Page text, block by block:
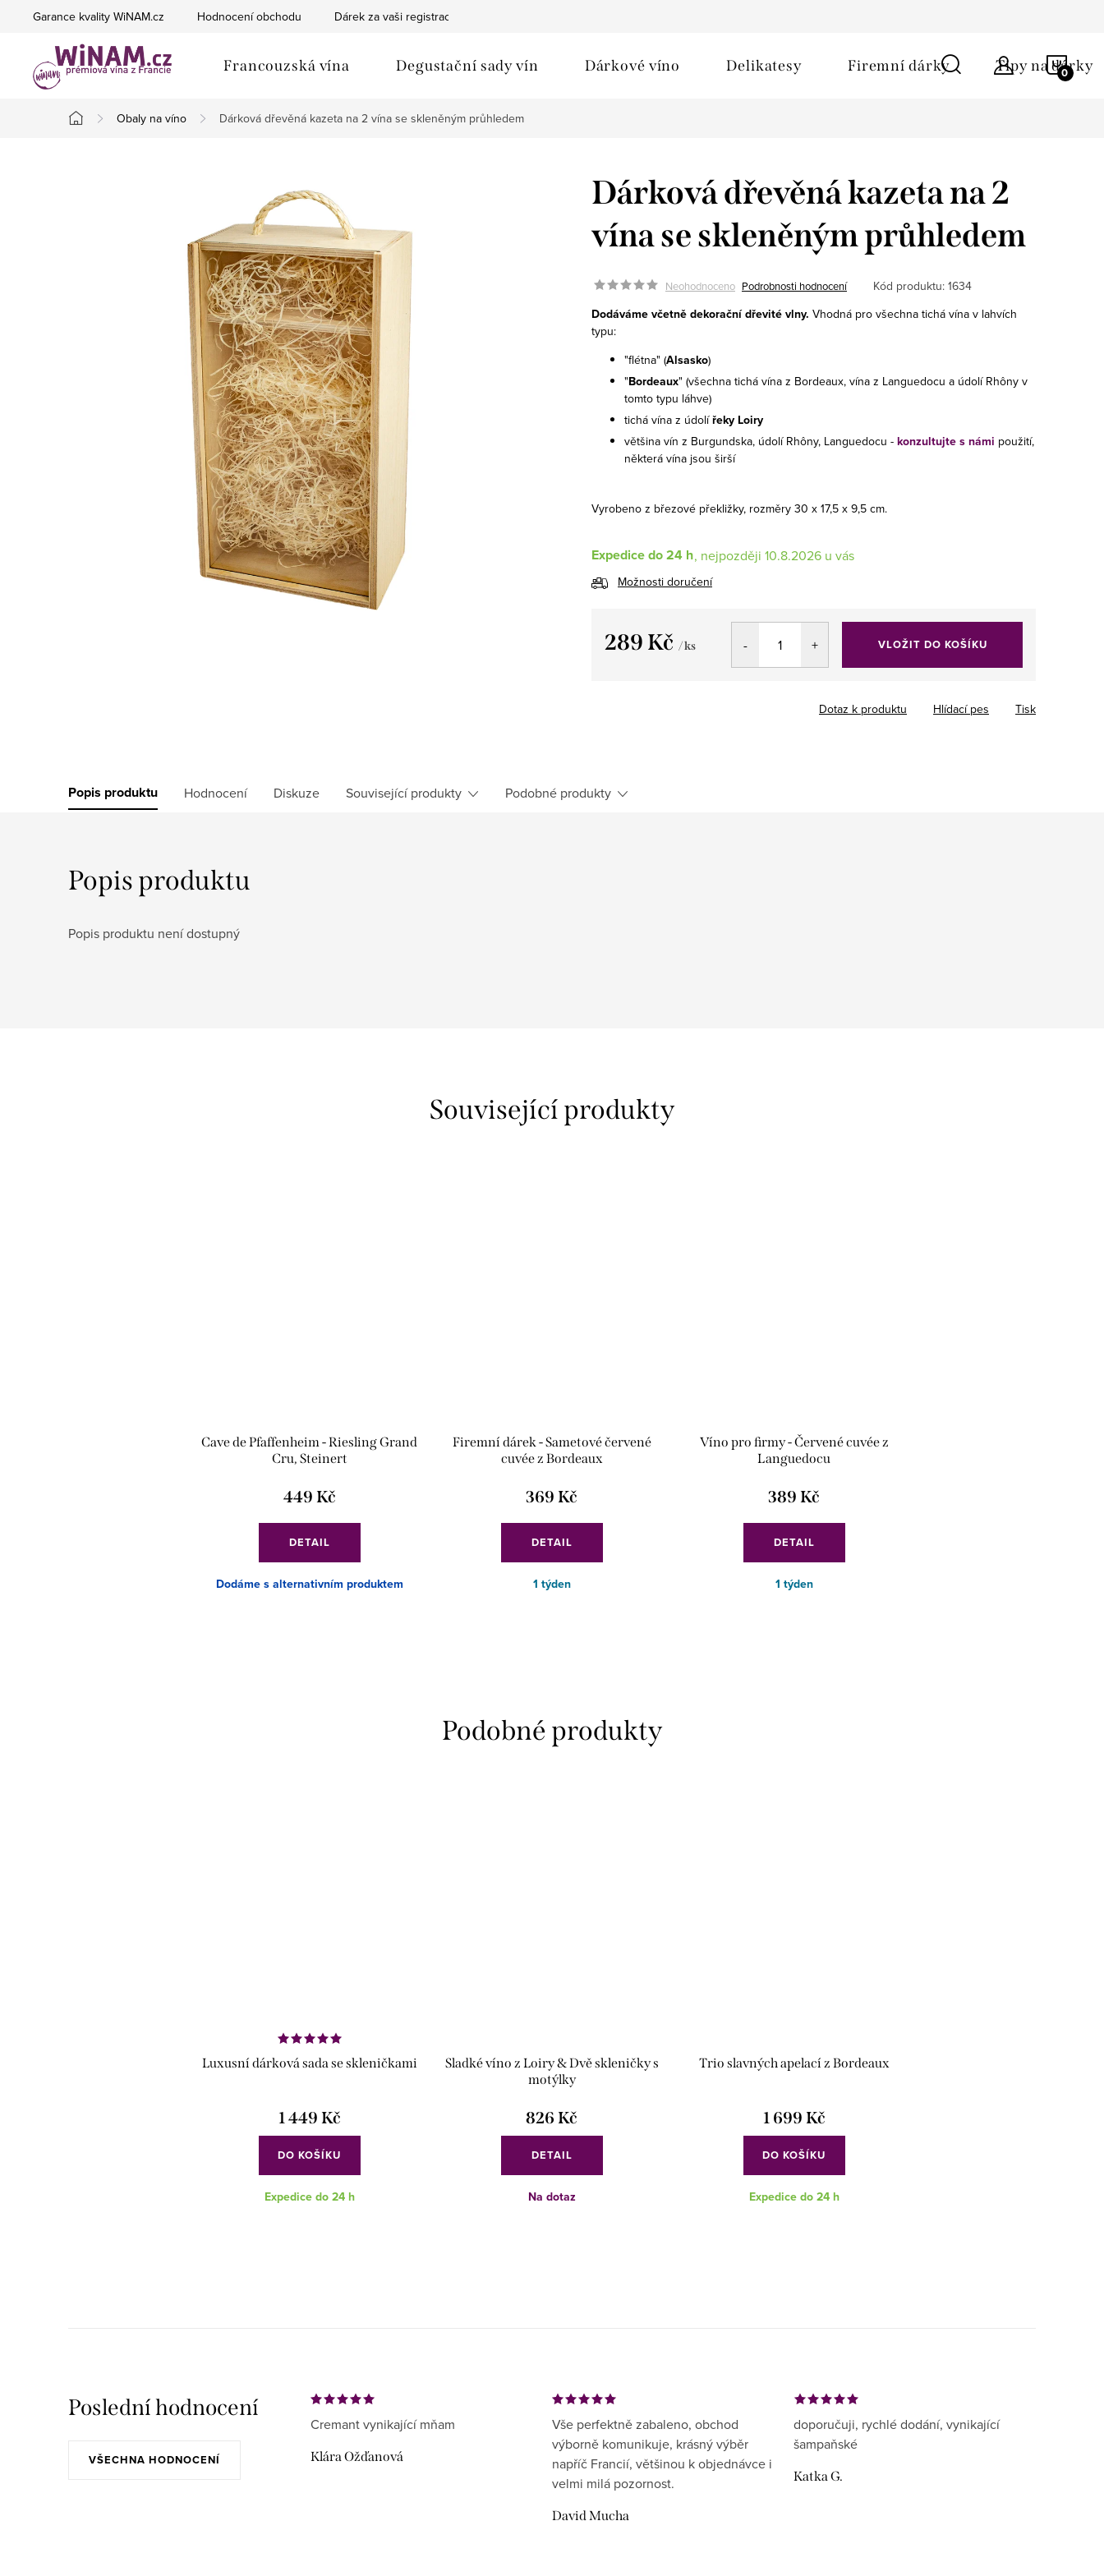
Garance kvality WiNAM.cz Hodnocení obchodu Dárek za vaši registraci
Francouzská vína Degustační sady vín Dárkové víno Delikatesy Firemní dárky Tipy na dárky
Domů
Obaly na víno Dárková dřevěná kazeta na 2 vína se skleněným průhledem
Dárková dřevěná kazeta na 2
vína se skleněným průhledem
Neohodnoceno Podrobnosti hodnocení Kód produktu: 1634
Dodáváme včetně dekorační dřevité vlny. Vhodná pro všechna tichá vína v lahvích
typu:
"flétna" (Alsasko)
"Bordeaux" (všechna tichá vína z Bordeaux, vína z Languedocu a údolí Rhôny v
tomto typu láhve)
tichá vína z údolířeky Loiry
většina vín z Burgundska, údolí Rhôny, Languedocu - konzultujte s námi použití,
některá vína jsou širší
Vyrobeno z březové překližky, rozměry 30 x 17,5 x 9,5 cm.
Expedice do 24 h 10.8.2026
Možnosti doručení
289 Kč / ks VLOŽIT DO KOŠÍKU
Tisk
Dotaz k produktu Hlídací pes
Popis produktu Hodnocení Diskuze Související produkty Podobné produkty
Popis produktu
Popis produktu není dostupný
Související produkty
Cave de Pfaffenheim - Riesling Grand
Cru, Steinert
449 Kč
DETAIL
Dodáme s alternativním produktem
Firemní dárek - Sametové červené
cuvée z Bordeaux
369 Kč
DETAIL
1 týden
Víno pro firmy - Červené cuvée z
Languedocu
389 Kč
DETAIL
1 týden
Luxusní dárková sada se skleničkami
1 449 Kč
DO KOŠÍKU
Expedice do 24 h
Sladké víno z Loiry & Dvě skleničky s
motýlky
826 Kč
DETAIL
Na dotaz
Trio slavných apelací z Bordeaux
1 699 Kč
DO KOŠÍKU
Expedice do 24 h
Poslední hodnocení
VŠECHNA HODNOCENÍ
Cremant vynikající mňam
Klára Ožďanová
Vše perfektně zabaleno, obchod
výborně komunikuje, krásný výběr
napříč Francií, většinou k objednávce i
velmi milá pozornost.
David Mucha
doporučuji, rychlé dodání, vynikající
šampaňské
Katka G.